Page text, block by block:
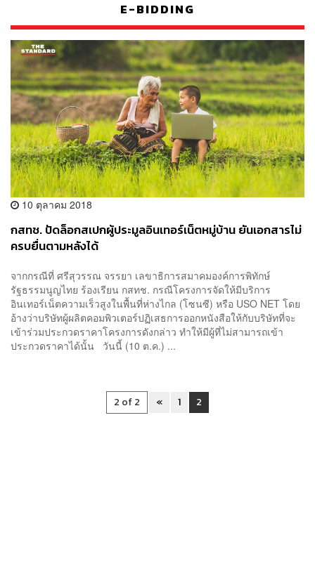
E-BIDDING
10 ตุลาคม 2018
กสทช. ปัดล็อกสเปกผู้ประมูลอินเทอร์เน็ตหมู่บ้าน ยันเอกสารไม่
ครบยื่นตามหลังได้
จากกรณีที่ ศรีสุวรรณ จรรยา เลขาธิการสมาคมองค์การพิทักษ์
รัฐธรรมนูญไทย ร้องเรียน กสทช. กรณีโครงการจัดให้มีบริการ
อินเทอร์เน็ตความเร็วสูงในพื้นที่ห่างไกล (โซนซี) หรือ USO NET โดย
อ้างว่าบริษัทผู้ผลิตคอมพิวเตอร์ปฏิเสธการออกหนังสือให้กับบริษัทที่จะ
เข้าร่วมประกวดราคาโครงการดังกล่าว ทำให้มีผู้ที่ไม่สามารถเข้า
ประกวดราคาได้นั้น วันนี้ (10 ต.ค.) ...
2 of 2 « 1 2